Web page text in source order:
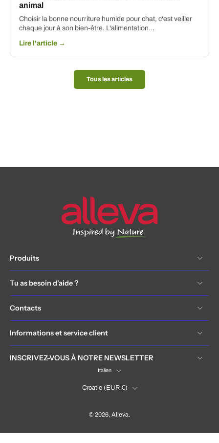
animal
Choisir la bonne nourriture humide pour chat, c'est veiller
chaque jour à son bien-être. L'alimentation...
Lire l'article →
Tous les articles
Produits
Tu as besoin d'aide ?
Contacts
Informations et service client
INSCRIVEZ-VOUS À NOTRE NEWSLETTER
Italien
Croatie ‎(EUR €)‎
© 2026, Alleva.